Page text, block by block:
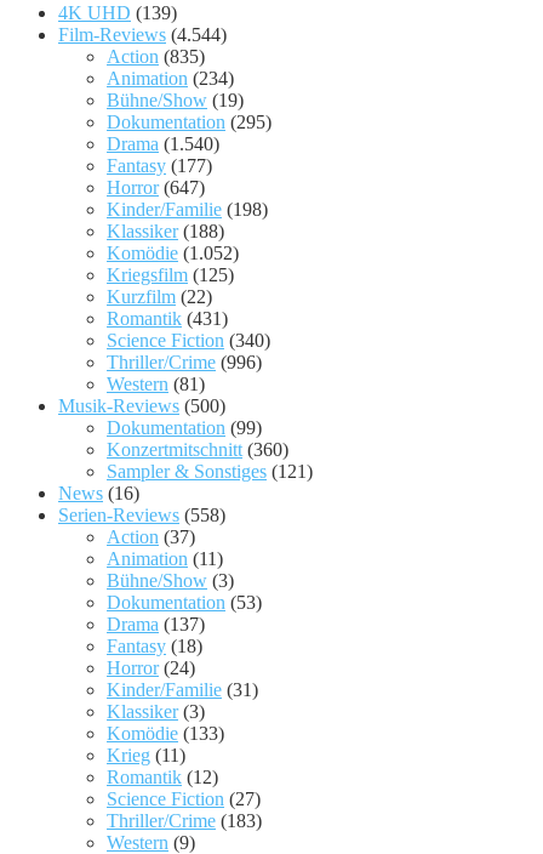
4K UHD (139)
Film-Reviews (4.544)
Action (835)
Animation (234)
Bühne/Show (19)
Dokumentation (295)
Drama (1.540)
Fantasy (177)
Horror(647)
Kinder/Familie (198)
Klassiker(188)
Komödie (1.052)
Kriegsfilm (125)
Kurzfilm (22)
Romantik (431)
Science Fiction (340)
Thriller/Crime (996)
Western (81)
Musik-Reviews (500)
Dokumentation (99)
Konzertmitschnitt (360)
Sampler & Sonstiges (121)
News (16)
Serien-Reviews (558)
Action (37)
Animation (11)
Bühne/Show (3)
Dokumentation (53)
Drama (137)
Fantasy (18)
Horror(24)
Kinder/Familie (31)
Klassiker(3)
Komödie (133)
Krieg (11)
Romantik (12)
Science Fiction (27)
Thriller/Crime (183)
Western (9)